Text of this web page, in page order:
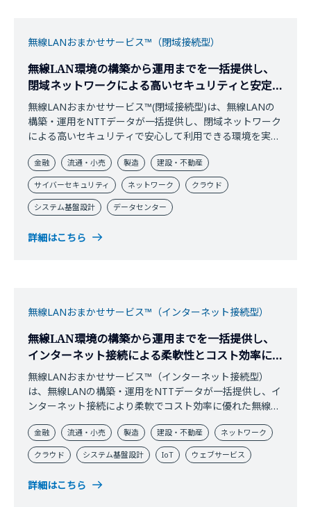
無線LANおまかせサービス™（閉域接続型）
無線LAN環境の構築から運用までを一括提供し、
閉域ネットワークによる高いセキュリティと安定し
た無線LAN利用を実現
無線LANおまかせサービス™(閉域接続型)は、無線LANの
構築・運用をNTTデータが一括提供し、閉域ネットワーク
による高いセキュリティで安心して利用できる環境を実現
金融 流通・小売 製造 建設・不動産
サイバーセキュリティ ネットワーク クラウド
システム基盤設計 データセンター
詳細はこちら
無線LANおまかせサービス™（インターネット接続型）
無線LAN環境の構築から運用までを一括提供し、
インターネット接続による柔軟性とコスト効率に優
れた無線LAN利用を実現
無線LANおまかせサービス™（インターネット接続型）
は、無線LANの構築・運用をNTTデータが一括提供し、イ
ンターネット接続により柔軟でコスト効率に優れた無線
金融 流通・小売 製造 建設・不動産 ネットワーク
クラウド システム基盤設計 IoT ウェブサービス
詳細はこちら